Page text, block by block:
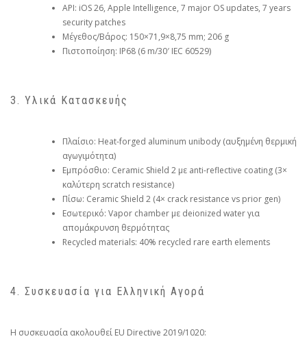
API: iOS 26, Apple Intelligence, 7 major OS updates, 7 years
security patches
Μέγεθος/Βάρος: 150×71,9×8,75 mm; 206 g
Πιστοποίηση: IP68 (6 m/30′ IEC 60529)
3. Υλικά Κατασκευής
Πλαίσιο: Heat-forged aluminum unibody (αυξημένη θερμική
αγωγιμότητα)
Εμπρόσθιο: Ceramic Shield 2 με anti-reflective coating (3×
καλύτερη scratch resistance)
Πίσω: Ceramic Shield 2 (4× crack resistance vs prior gen)
Εσωτερικό: Vapor chamber με deionized water για
απομάκρυνση θερμότητας
Recycled materials: 40% recycled rare earth elements
4. Συσκευασία για Ελληνική Αγορά
Η συσκευασία ακολουθεί EU Directive 2019/1020: